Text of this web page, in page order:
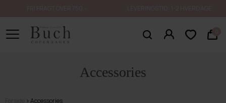
Accessories
Accessories